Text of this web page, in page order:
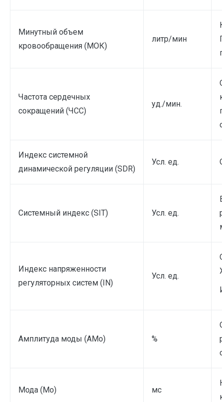
Минутный объем
кровообращения (МОК)
литр/мин
Частота сердечных
сокращений (ЧСС)
уд./мин.
Индекс системной
динамической регуляции (SDR)
Усл. ед.
Системный индекс (SIT) Усл. ед.
Индекс напряженности
регуляторных систем (IN)
Усл. ед.
Амплитуда моды (AMo) %
Мода (Mo) мс